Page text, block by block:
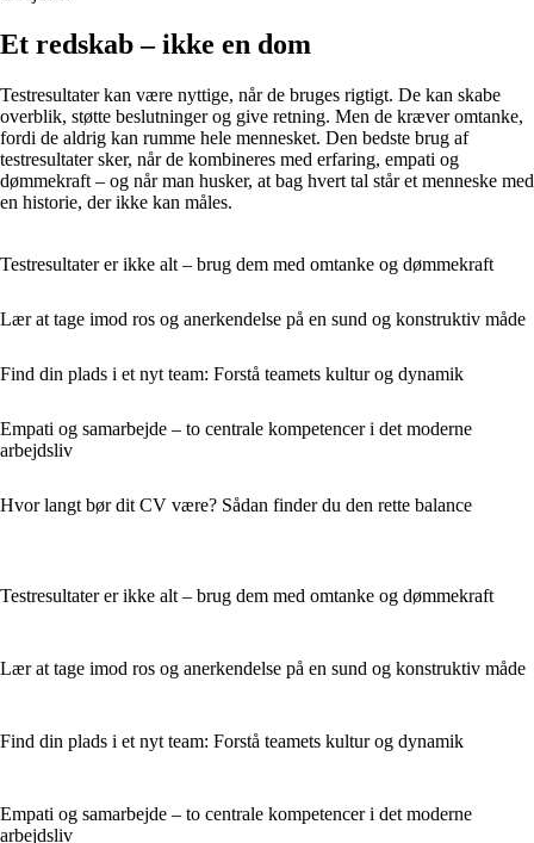
Et redskab – ikke en dom
Testresultater kan være nyttige, når de bruges rigtigt. De kan skabe
overblik, støtte beslutninger og give retning. Men de kræver omtanke,
fordi de aldrig kan rumme hele mennesket. Den bedste brug af
testresultater sker, når de kombineres med erfaring, empati og
dømmekraft – og når man husker, at bag hvert tal står et menneske med
en historie, der ikke kan måles.
Testresultater er ikke alt – brug dem med omtanke og dømmekraft
Lær at tage imod ros og anerkendelse på en sund og konstruktiv måde
Find din plads i et nyt team: Forstå teamets kultur og dynamik
Empati og samarbejde – to centrale kompetencer i det moderne
arbejdsliv
Hvor langt bør dit CV være? Sådan finder du den rette balance
Testresultater er ikke alt – brug dem med omtanke og dømmekraft
Lær at tage imod ros og anerkendelse på en sund og konstruktiv måde
Find din plads i et nyt team: Forstå teamets kultur og dynamik
Empati og samarbejde – to centrale kompetencer i det moderne
arbejdsliv